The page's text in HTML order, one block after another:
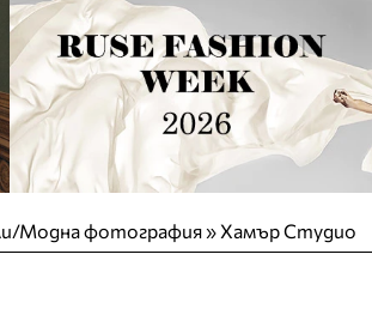
Модна фотография»Хамър Студио